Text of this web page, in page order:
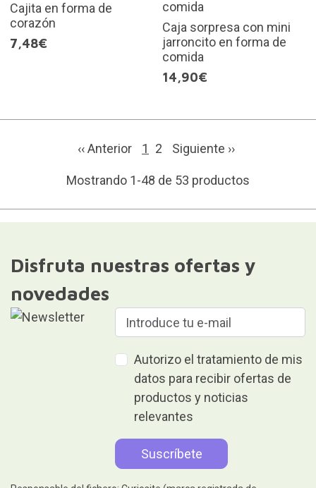
Cajita en forma de
corazón
7,48€
Caja sorpresa con mini
jarroncito en forma de
comida
14,90€
‹‹ Anterior 1 2 Siguiente ››
Mostrando 1-48 de 53 productos
Disfruta nuestras ofertas y
novedades
Autorizo el tratamiento de mis
datos para recibir ofertas de
productos y noticias
relevantes